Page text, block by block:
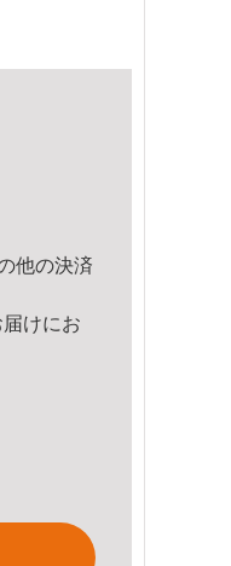
他の決済
けにお